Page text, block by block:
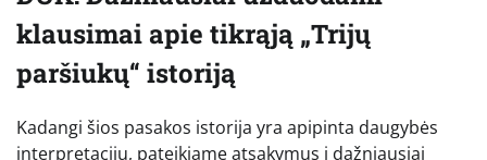
klausimai apie tikrąją „Trijų
paršiukų“ istoriją
Kadangi šios pasakos istorija yra apipinta daugybės
interpretacijų, pateikiame atsakymus į dažniausiai